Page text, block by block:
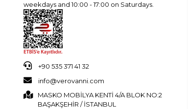
weekdays and 10:00 - 17:00 on Saturdays.
+90 535 371 41 32
info@verovanni.com
MASKO MOBİLYA KENTİ 4/A BLOK NO:2
BAŞAKŞEHİR / İSTANBUL